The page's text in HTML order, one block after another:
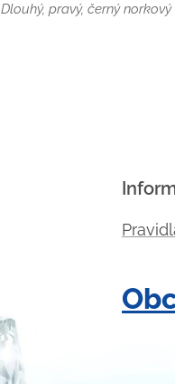
Dlouhý, pravý, černý
Dlouhý, pravý, černý